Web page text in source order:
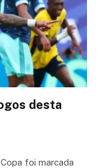
desta
foi marcada